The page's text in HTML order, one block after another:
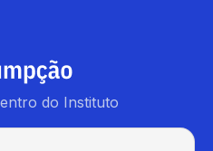
do Instituto